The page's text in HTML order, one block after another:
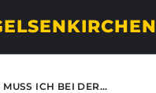
MUSS ICH BEI DER…